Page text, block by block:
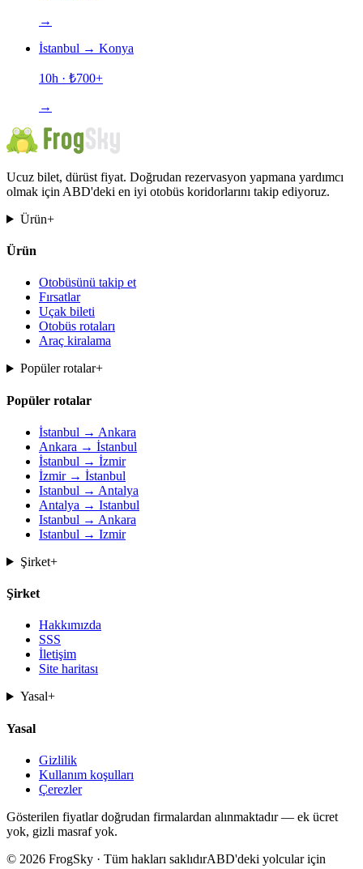
→
İstanbul → Konya
10h · ₺700+
→
Ucuz bilet, dürüst fiyat. Doğrudan rezervasyon yapmana yardımcı
olmak için ABD'deki en iyi otobüs koridorlarını takip ediyoruz.
Ürün+
Ürün
Otobüsünü takip et
Fırsatlar
Uçak bileti
Otobüs rotaları
Araç kiralama
Popüler rotalar+
Popüler rotalar
İstanbul → Ankara
Ankara → İstanbul
İstanbul → İzmir
İzmir → İstanbul
Istanbul → Antalya
Antalya → Istanbul
Istanbul → Ankara
Istanbul → Izmir
Şirket+
Şirket
Hakkımızda
SSS
İletişim
Site haritası
Yasal+
Yasal
Gizlilik
Kullanım koşulları
Çerezler
Gösterilen fiyatlar doğrudan firmalardan alınmaktadır — ek ücret
yok, gizli masraf yok.
© 2026 FrogSky · Tüm hakları saklıdırABD'deki yolcular için